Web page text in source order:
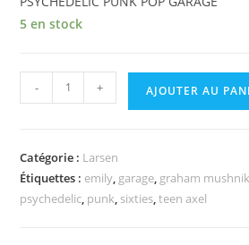
5 en stock
quantité
de
Emily
- + AJOUTER AU
Catégorie : Larsen
Étiquettes : emily, garage, graham mushnik
psychedelic, punk, sixties,teen axel